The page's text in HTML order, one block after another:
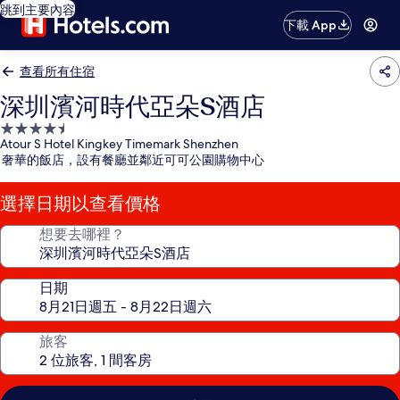
跳到主要內容
下載 App
查看所有住宿
深圳濱河時代亞朵S酒店
4.5
星
級
住
宿
Atour S Hotel Kingkey Timemark Shenzhen
奢華的飯店，設有餐廳並鄰近可可公園購物中心
選擇日期以查看價格
想要去哪裡？
日期
旅客